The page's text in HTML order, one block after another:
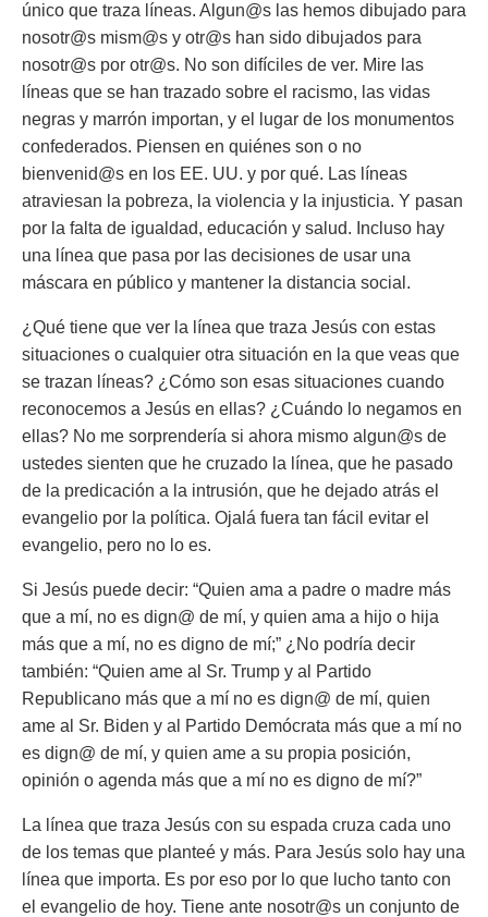
único que traza líneas. Algun@s las hemos dibujado para
nosotr@s mism@s y otr@s han sido dibujados para
nosotr@s por otr@s. No son difíciles de ver. Mire las
líneas que se han trazado sobre el racismo, las vidas
negras y marrón importan, y el lugar de los monumentos
confederados. Piensen en quiénes son o no
bienvenid@s en los EE. UU. y por qué. Las líneas
atraviesan la pobreza, la violencia y la injusticia. Y pasan
por la falta de igualdad, educación y salud. Incluso hay
una línea que pasa por las decisiones de usar una
máscara en público y mantener la distancia social.
¿Qué tiene que ver la línea que traza Jesús con estas
situaciones o cualquier otra situación en la que veas que
se trazan líneas? ¿Cómo son esas situaciones cuando
reconocemos a Jesús en ellas? ¿Cuándo lo negamos en
ellas? No me sorprendería si ahora mismo algun@s de
ustedes sienten que he cruzado la línea, que he pasado
de la predicación a la intrusión, que he dejado atrás el
evangelio por la política. Ojalá fuera tan fácil evitar el
evangelio, pero no lo es.
Si Jesús puede decir: “Quien ama a padre o madre más
que a mí, no es dign@ de mí, y quien ama a hijo o hija
más que a mí, no es digno de mí;” ¿No podría decir
también: “Quien ame al Sr. Trump y al Partido
Republicano más que a mí no es dign@ de mí, quien
ame al Sr. Biden y al Partido Demócrata más que a mí no
es dign@ de mí, y quien ame a su propia posición,
opinión o agenda más que a mí no es digno de mí?”
La línea que traza Jesús con su espada cruza cada uno
de los temas que planteé y más. Para Jesús solo hay una
línea que importa. Es por eso por lo que lucho tanto con
el evangelio de hoy. Tiene ante nosotr@s un conjunto de